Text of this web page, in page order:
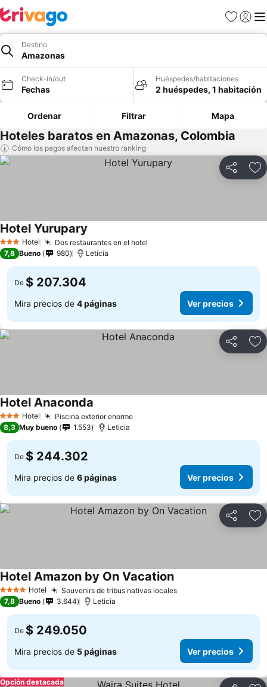
Favoritos
Iniciar
Destino
Amazonas
Check-in/out
Fechas
Huéspedes/habitaciones
2 huéspedes, 1 habitación
Ordenar Filtrar Mapa
Hoteles baratos en Amazonas, Colombia
Cómo los pagos afectan nuestro ranking
Compartir
3 Estrellas
Hotel Dos restaurantes en el hotel
Hotel Yurupary
7,8 Bueno 980 Leticia
De $ 207.304
Mira precios de 4 páginas Ver precios
Compartir
3 Estrellas
Hotel Piscina exterior enorme
Hotel Anaconda
8,3 Muy bueno 1.553 Leticia
De $ 244.302
Mira precios de 6 páginas Ver precios
Compartir
4 EstrellasHotel Souvenirs de tribus nativas locales
Hotel Amazon by On Vacation
7,8 Bueno 3.644 Leticia
De $ 249.050
Mira precios de 5 páginas Ver precios
Opción destacada